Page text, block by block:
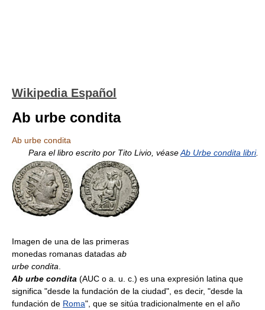
Wikipedia Español
Ab urbe condita
Ab urbe condita
Para el libro escrito por Tito Livio, véaseAb Urbe condita libri.
Imagen de una de las primeras
monedas romanas datadas ab
urbe condita
Ab urbe condita (AUC o a. u. c.) es una expresión latina que
significa "desde la fundación de la ciudad", es decir, "desde la
fundación de Roma", que se sitúa tradicionalmente en el año